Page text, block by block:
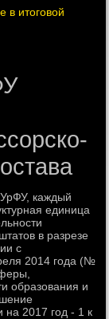
в итоговой
каждый
единица
в разрезе
с
2014 года (№
образования и
на 2017 год - 1 к